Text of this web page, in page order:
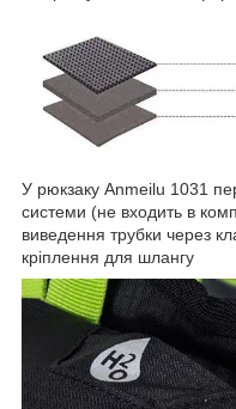
У рюкзаку Anmeilu 1031
системи (не входить в
виведення трубки через
кріплення для шлангу